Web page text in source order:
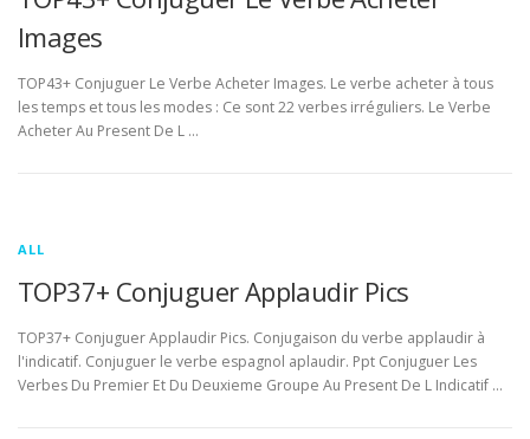
Images
TOP43+ Conjuguer Le Verbe Acheter Images. Le verbe acheter à tous
les temps et tous les modes : Ce sont 22 verbes irréguliers. Le Verbe
Acheter Au Present De L …
ALL
TOP37+ Conjuguer Applaudir Pics
TOP37+ Conjuguer Applaudir Pics. Conjugaison du verbe applaudir à
l'indicatif. Conjuguer le verbe espagnol aplaudir. Ppt Conjuguer Les
Verbes Du Premier Et Du Deuxieme Groupe Au Present De L Indicatif …